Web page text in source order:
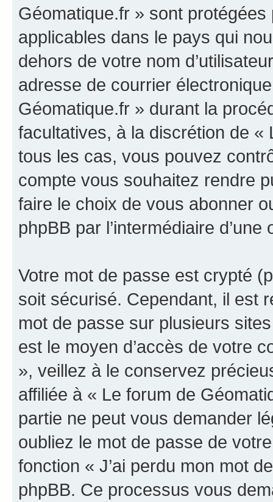
Géomatique.fr » sont
applicables dans le pays qui
dehors de votre nom
adresse de courrier
Géomatique.fr » durant la
facultatives, à la discrétion de
tous les cas, vous pouvez
compte vous souhaitez rendre
faire le choix de vous abonner
phpBB par l’intermédiaire
Votre mot de passe est crypté
soit sécurisé. Cependant, il est
mot de passe sur plusieurs
est le moyen d’accès de votre
», veillez à le conservez
affiliée à « Le forum de
partie ne peut vous demander
oubliez le mot de passe de
fonction « J’ai perdu mon mot
phpBB. Ce processus vous